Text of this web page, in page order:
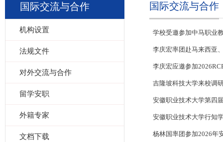
国际交流与合作
机构设置
法规文件
对外交流与合作
留学安职
外籍专家
文档下载
国际交流与合作
学校受邀参加中马职业
李庆宏率团赴马来西亚
李庆宏应邀参加
吉隆坡科技大学来校调
安徽职业技术大学第四
安徽职业技术大学行知
杨林国率团参加2026年